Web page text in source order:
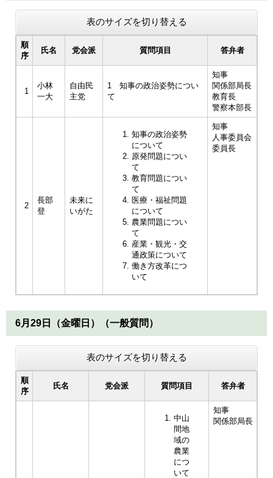
表のサイズを切り替える
順
序
氏名 党会派 質問項目 答弁者
1
小林
一大
自由民
主党
1 知事の政治姿勢につい
て
知事
関係部局長
教育長
警察本部長
2
長部
登
未来に
いがた
知事の政治姿勢
について
原発問題につい
て
教育問題につい
て
医療・福祉問題
について
農業問題につい
て
産業・観光・交
通政策について
働き方改革につ
いて
知事
人事委員会
委員長
6月29日（金曜日）（一般質問）
表のサイズを切り替える
順
序
氏名 党会派 質問項目 答弁者
中山
間地
域の
農業
につ
いて
知事
関係部局長